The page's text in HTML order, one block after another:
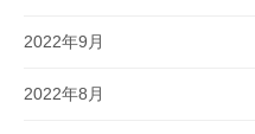
2022年9月
2022年8月